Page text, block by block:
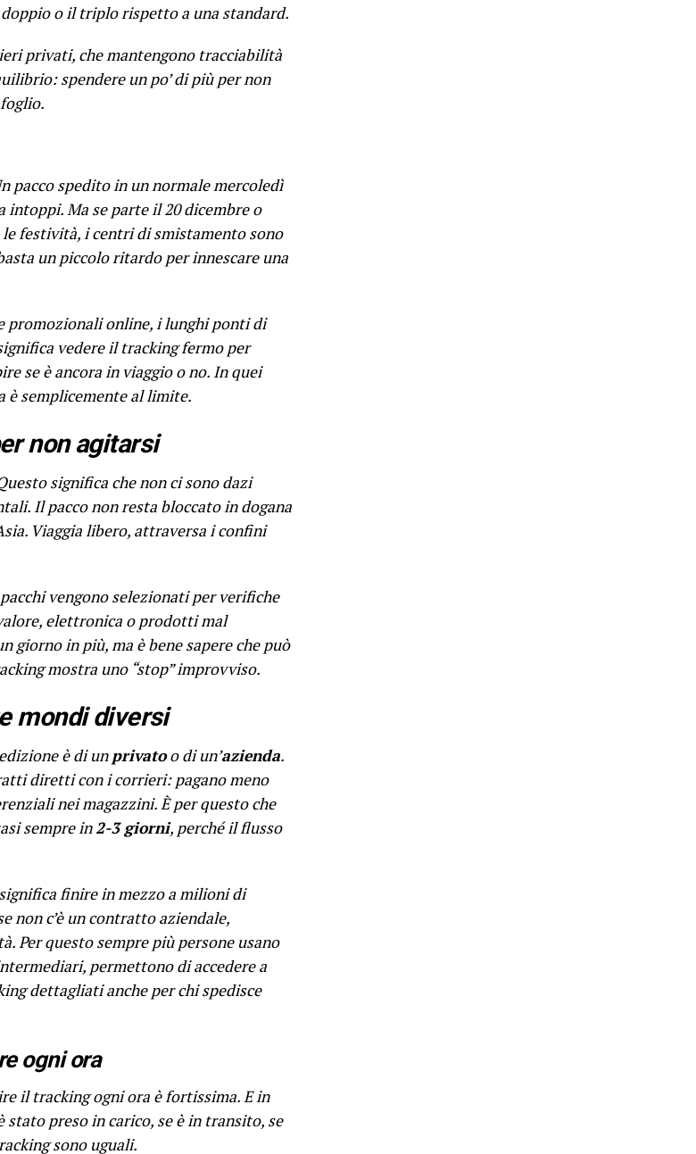
o il triplo rispetto a una standard.
privati, che mantengono tracciabilità
spendere un po’ di più per non
pacco spedito in un normale mercoledì
Ma se parte il 20 dicembre o
festività, i centri di smistamento sono
un piccolo ritardo per innescare una
promozionali online, i lunghi ponti di
vedere il tracking fermo per
se è ancora in viaggio o no. In quei
è semplicemente al limite.
non agitarsi
significa che non ci sono dazi
Il pacco non resta bloccato in dogana
Viaggia libero, attraversa i confini
vengono selezionati per verifiche
elettronica o prodotti mal
in più, ma è bene sapere che può
mostra uno “stop” improvviso.
mondi diversi
è di unprivatoo di un’azienda.
diretti con i corrieri: pagano meno
nei magazzini. È per questo che
sempre in2-3 giorni, perché il flusso
finire in mezzo a milioni di
non c’è un contratto aziendale,
Per questo sempre più persone usano
permettono di accedere a
dettagliati anche per chi spedisce
ogni ora
il tracking ogni ora è fortissima. E in
preso in carico, se è in transito, se
sono uguali.